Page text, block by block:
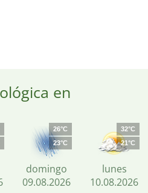
en
26°C
23°C
domingo
09.08.2026
32°C
21°C
lunes
10.08.2026